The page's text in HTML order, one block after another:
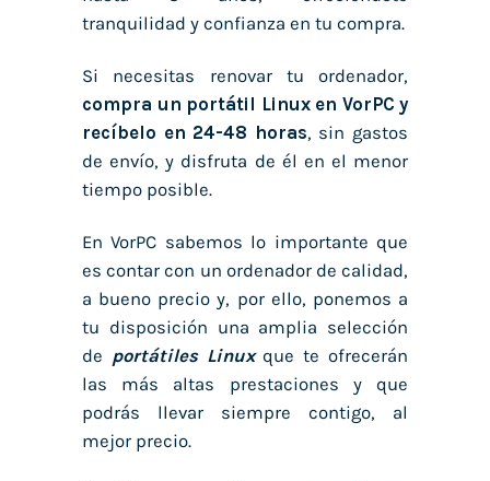
tranquilidad y confianza en tu compra.
Si necesitas renovar tu ordenador,
compra un portátil Linux en VorPC y
recíbelo en 24-48 horas, sin gastos
de envío, y disfruta de él en el menor
tiempo posible.
En VorPC sabemos lo importante que
es contar con un ordenador de calidad,
a bueno precio y, por ello, ponemos a
tu disposición una amplia selección
de portátiles Linuxque te ofrecerán
las más altas prestaciones y que
podrás llevar siempre contigo, al
mejor precio.